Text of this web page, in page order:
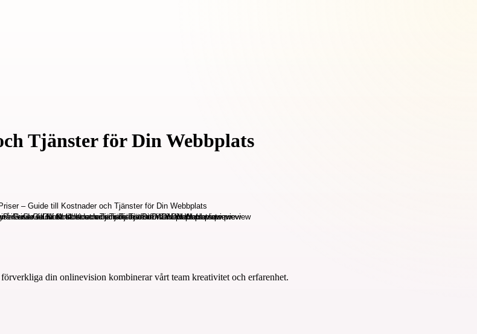
Tjänster för Din Webbplats
din onlinevision kombinerar vårt team kreativitet och erfarenhet.